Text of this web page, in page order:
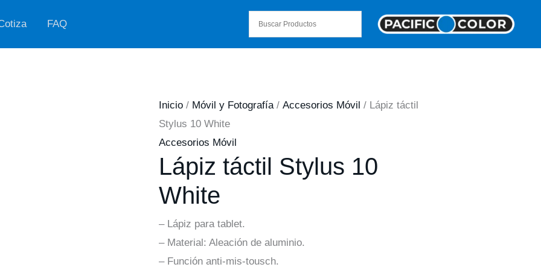
FAQ
Inicio/ Móvil y Fotografía/ Accesorios Móvil / Lápiz táctil
Stylus 10 White
Accesorios Móvil
Lápiz táctil Stylus 10
White
– Lápiz para tablet.
– Material: Aleación de aluminio.
– Función anti-mis-tousch.